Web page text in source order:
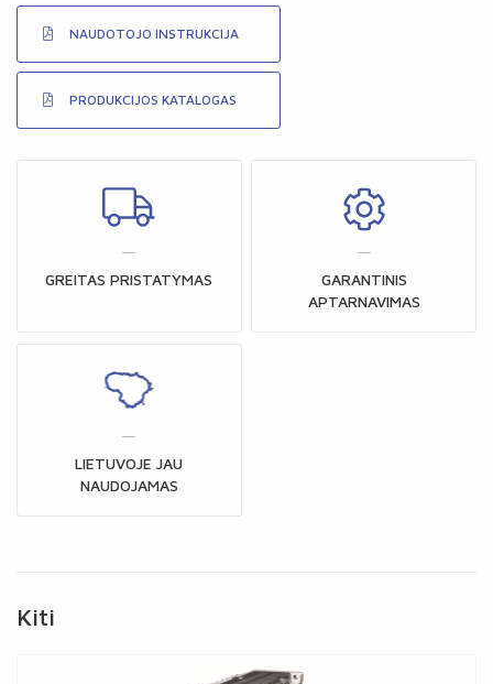
NAUDOTOJO INSTRUKCIJA
PRODUKCIJOS KATALOGAS
GREITAS PRISTATYMAS
GARANTINIS
APTARNAVIMAS
LIETUVOJE JAU
NAUDOJAMAS
Kiti